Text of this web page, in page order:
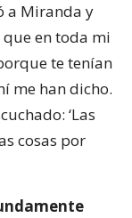
a Miranda y
que en toda mi
te tenían
me han dicho.
‘Las
cosas por